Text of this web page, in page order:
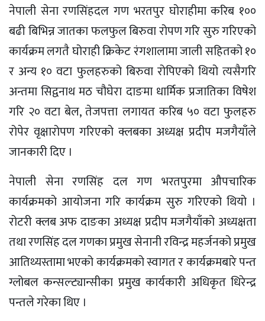
नेपाली सेना रणसिंहदल गण भरतपुर घोराहीमा करिब १००
बढी बिभिन्न जातका फलफुल बिरुवा रोपण गरि सुरु गरिएको
कार्यक्रम लगतै घोराही क्रिकेट रंगशालामा जाली सहितको १०
र अन्य १० वटा फुलहरुको बिरुवा रोपिएको थियो त्यसैगरि
अन्तमा सिद्वनाथ मठ चौघेरा दाङमा धार्मिक प्रजातिका विषेश
गरि २० वटा बेल, तेजपत्ता लगायत करिब ५० वटा फुलहरु
रोपेर वृक्षारोपण गरिएको क्लबका अध्यक्ष प्रदीप मजगैयाँले
जानकारी दिए ।
नेपाली सेना रणसिंह दल गण भरतपुरमा औपचारिक
कार्यक्रमको आयोजना गरि कार्यक्रम सुरु गरिएको थियो ।
रोटरी क्लब अफ दाङका अध्यक्ष प्रदीप मजगैयाँको अध्यक्षता
तथा रणसिंह दल गणका प्रमुख सेनानी रविन्द्र महर्जनको प्रमुख
आतिथ्यस्तामा भएको कार्यक्रमको स्वागत र कार्यक्रमबारे पन्त
ग्लोबल कन्सल्ट्यान्सीका प्रमुख कार्यकारी अधिकृत धिरेन्द्र
पन्तले गरेका थिए ।